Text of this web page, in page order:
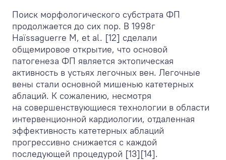
Поиск морфологического субстрата ФП
продолжается до сих пор. В 1998г
Haïssaguerre M, et al. [12] сделали
общемировое открытие, что основой
патогенеза ФП является эктопическая
активность в устьях легочных вен. Легочные
вены стали основной мишенью катетерных
аблаций. К сожалению, несмотря
на совершенствующиеся технологии в области
интервенционной кардиологии, отдаленная
эффективность катетерных аблаций
прогрессивно снижается с каждой
последующей процедурой [13][14].